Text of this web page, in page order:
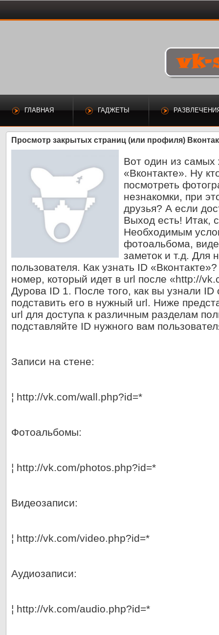
ГЛАВНАЯ ГАДЖЕТЫ
Просмотр закрытых страниц (или профиля)
Вот один из самых
«Вконтакте». Ну
посмотреть
незнакомки, при
друзья? А если
Выход есть! Итак,
Необходимым
фотоальбома,
заметок и т.д. Для
пользователя. Как узнать ID
номер, который идет в url после «http://
Дурова ID 1. После того, как вы узнали ID
подставить его в нужный url. Ниже
url для доступа к различным разделам
подставляйте ID нужного вам
Записи на стене:
¦ http://vk.com/wall.php?id=*
Фотоальбомы:
¦ http://vk.com/photos.php?id=*
Видеозаписи:
¦ http://vk.com/video.php?id=*
Аудиозаписи:
¦ http://vk.com/audio.php?id=*